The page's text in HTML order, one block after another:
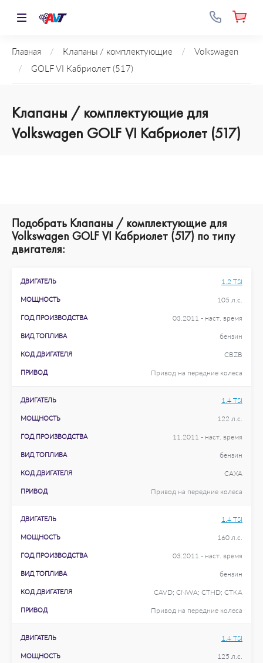
Главная / Клапаны / комплектующие /
Volkswagen
/
GOLF VI Кабриолет (517)
Клапаны / комплектующие для
Volkswagen GOLF VI Кабриолет (517)
Подобрать Клапаны / комплектующие для
Volkswagen GOLF VI Кабриолет (517) по типу
двигателя:
ДВИГАТЕЛЬ 1.2 TSI
МОЩНОСТЬ 105 л.с.
ГОД ПРОИЗВОДСТВА 03.2011 - наст. время
ВИД ТОПЛИВА бензин
КОД ДВИГАТЕЛЯ CBZB
ПРИВОД Привод на передние колеса
ДВИГАТЕЛЬ 1.4 TSI
МОЩНОСТЬ 122 л.с.
ГОД ПРОИЗВОДСТВА 11.2011 - наст. время
ВИД ТОПЛИВА бензин
КОД ДВИГАТЕЛЯ CAXA
ПРИВОД Привод на передние колеса
ДВИГАТЕЛЬ 1.4 TSI
МОЩНОСТЬ 160 л.с.
ГОД ПРОИЗВОДСТВА 03.2011 - наст. время
ВИД ТОПЛИВА бензин
КОД ДВИГАТЕЛЯ CAVD; CNWA; CTHD; CTKA
ПРИВОД Привод на передние колеса
ДВИГАТЕЛЬ 1.4 TSI
МОЩНОСТЬ 125 л.с.